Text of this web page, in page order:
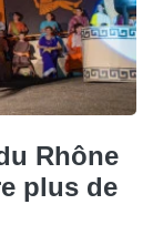
Rhône
plus de